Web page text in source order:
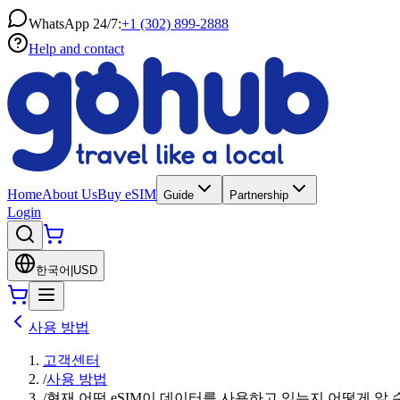
WhatsApp 24/7:+1 (302) 899-2888
Help and contact
HomeAbout UsBuy eSIM Guide Partnership
Login
한국어 USD
사용 방법
고객센터
/사용 방법